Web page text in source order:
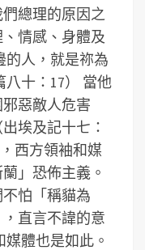
總理的原因之
情感、身體及
的人，就是祢為
十：17）
當他
惡敵人危害
埃及記十七：
西方領袖和媒
」恐佈主義。
怕「稱貓為
直言不諱的意
體也是如此。